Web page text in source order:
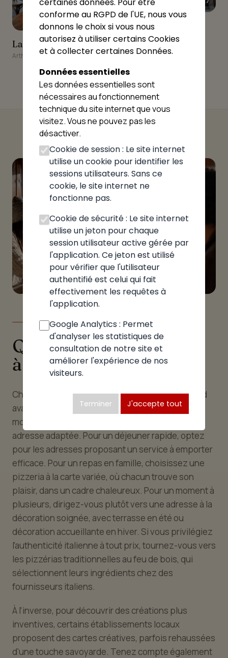
La Pizz' Arthaz
★★★☆☆ 3.33
La Pizz' Arthaz
Arthaz-Pont-Notre-Dame
FIAMA PIZZA
FIAMA PIZZA
Annemasse
LE GUIDE
Quelle pizzeria choisir
à Cranves-Sales
Choisir la bonne pizzeria à Cranves-sales dépend
avant tout de l'occasion et de vos envies du
moment. À chaque situation, correspond une
adresse adaptée. Pour un déjeuner rapide, optez
pour les adresses proposant un service à emporter
efficace. Pour un repas en famille, choisissez une
pizzeria à la carte variée, où chacun trouve son
plaisir, dans un cadre chaleureux. Pour un moment à
plusieurs, dirigez-vous plutôt vers une adresse à la
décoration soignée, avec terrasse en été ou
décoration accueillante en hiver. Si vous privilégiez
l'authenticité italienne à tout prix, tournez-vous vers
les pizzérias traditionnelles au feu de bois, qui
sélectionnent leurs ingrédients chez des
fournisseurs italiens.
À l'inverse, pour découvrir des créations plus
inventives, certains établissements locaux
proposent des cartes créatives, parfois rehaussées
d'une touche savoyarde. Tenez compte également
conforme au RGPD de l'UE, nous vous
donnons le choix si vous nous
autorisez à utiliser certains Cookies
et à collecter certaines Données.
Données essentielles
Les données essentielles sont
nécessaires au fonctionnement
technique du site internet que vous
visitez. Vous ne pouvez pas les
désactiver.
Cookie de session : Le site internet
utilise un cookie pour identifier les
sessions utilisateurs. Sans ce
cookie, le site internet ne
fonctionne pas.
Cookie de sécurité : Le site internet
utilise un jeton pour chaque
session utilisateur active gérée par
l'application. Ce jeton est utilisé
pour vérifier que l'utilisateur
authentifié est celui qui fait
effectivement les requêtes à
l'application.
Google Analytics : Permet
d'analyser les statistiques de
consultation de notre site et
améliorer l'expérience de nos
visiteurs.
Terminer J'accepte tout